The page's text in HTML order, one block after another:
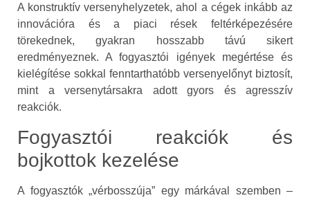
A konstruktív versenyhelyzetek, ahol a cégek inkább az
innovációra és a piaci rések feltérképezésére
törekednek, gyakran hosszabb távú sikert
eredményeznek. A fogyasztói igények megértése és
kielégítése sokkal fenntarthatóbb versenyelőnyt biztosít,
mint a versenytársakra adott gyors és agresszív
reakciók.
Fogyasztói reakciók és
bojkottok kezelése
A fogyasztók „vérbosszúja” egy márkával szemben –